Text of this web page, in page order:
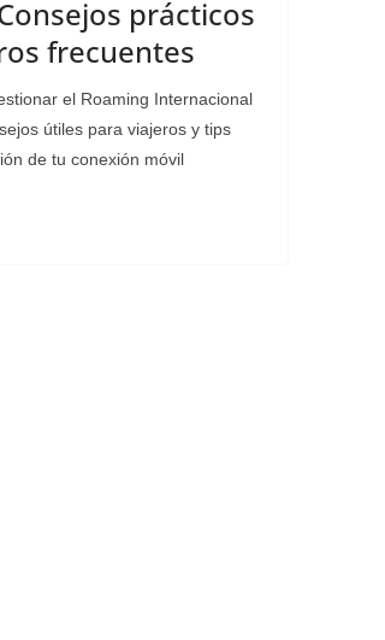
prácticos
frecuentes
el Roaming Internacional
útiles para viajeros y tips
de tu conexión móvil